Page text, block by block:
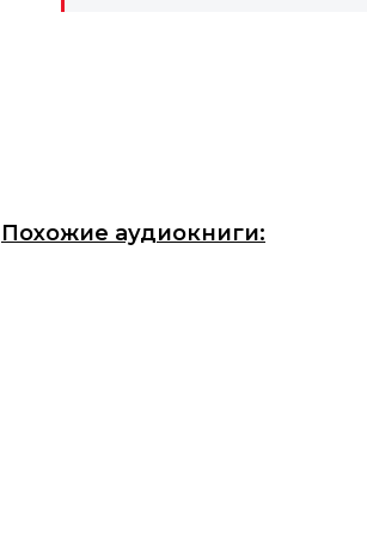
Похожие аудиокниги: